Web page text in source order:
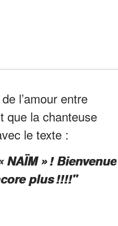
l’amour entre
que la chanteuse
le texte :
» ! Bienvenue
plus !!!!"